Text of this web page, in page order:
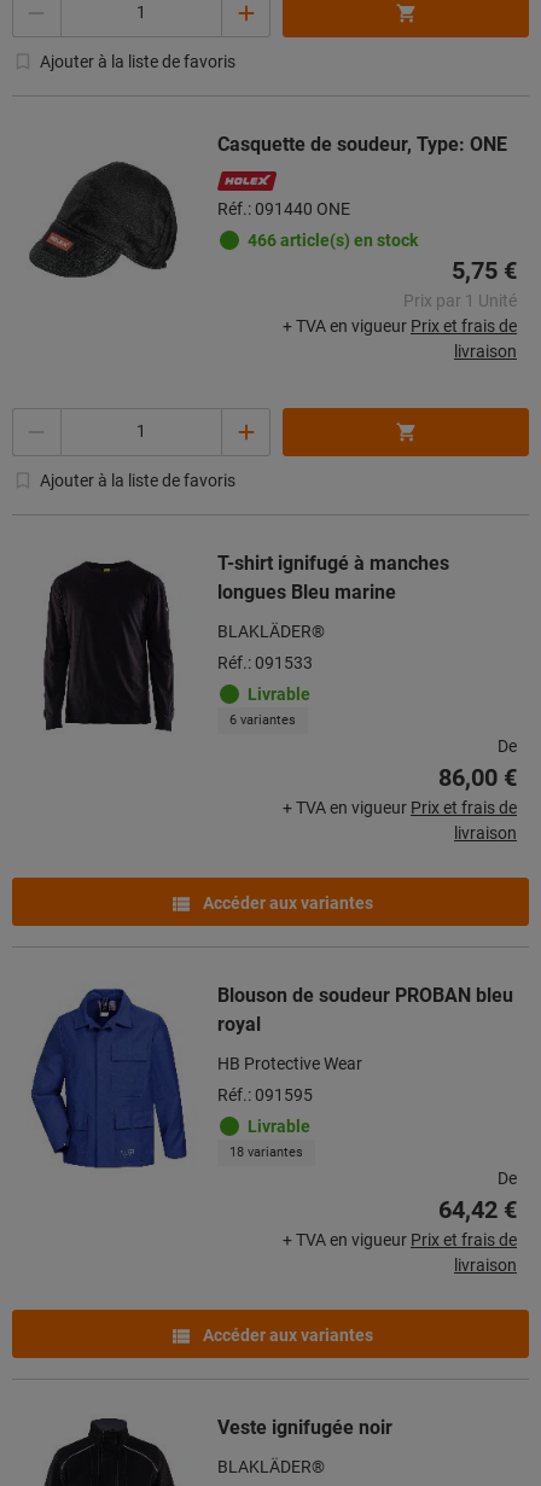
Ajouter à la liste de favoris
Casquette de soudeur, Type: ONE
Réf.: 091440 ONE
466 article(s) en stock
5,75 €
Prix par 1 Unité
+ TVA en vigueur Prix et frais de
livraison
Ajouter à la liste de favoris
T-shirt ignifugé à manches
longues Bleu marine
BLAKLÄDER®
Réf.: 091533
Livrable
6 variantes
De
86,00 €
+ TVA en vigueur Prix et frais de
livraison
Accéder aux variantes
Blouson de soudeur PROBAN bleu
royal
HB Protective Wear
Réf.: 091595
Livrable
18 variantes
De
64,42 €
+ TVA en vigueur Prix et frais de
livraison
Accéder aux variantes
Veste ignifugée noir
BLAKLÄDER®